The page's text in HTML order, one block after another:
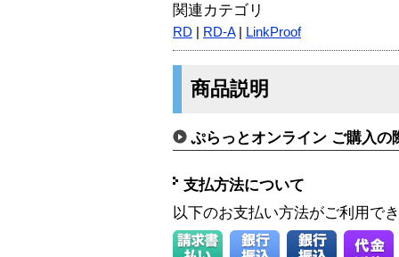
関連カテゴリ
RD RD-A| LinkProof
商品説明
ぷらっとオンライン ご購入の
支払方法について
以下のお支払い方法がご利用で